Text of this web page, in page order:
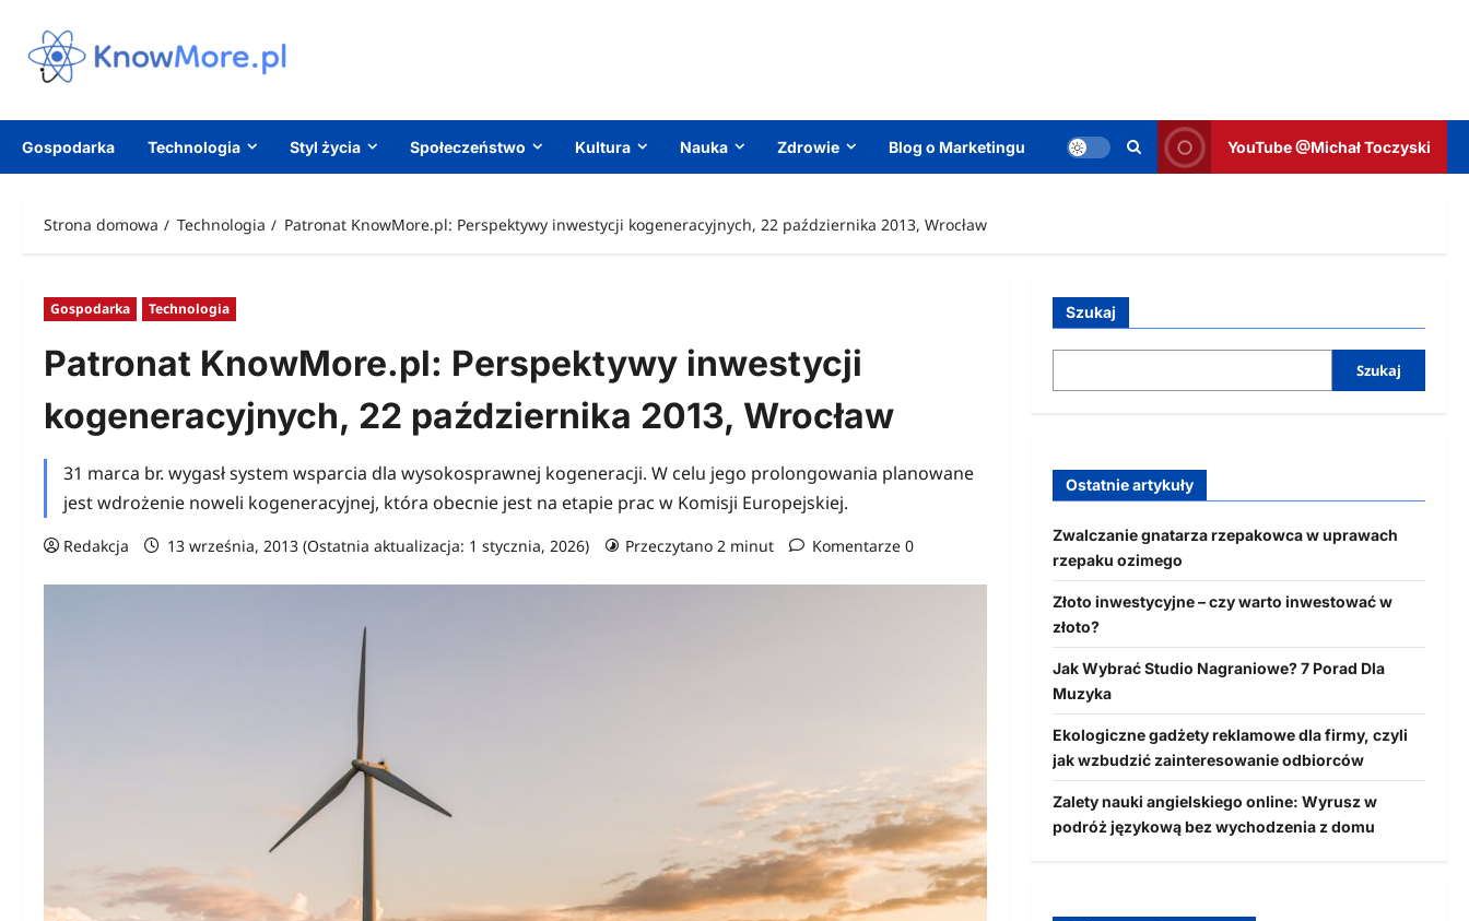
treści
Gospodarka Technologia Styl życia Społeczeństwo Kultura Nauka Zdrowie Blog o Marketingu YouTube @Michał Toczyski
Strona domowa Technologia Patronat KnowMore.pl: Perspektywy inwestycji kogeneracyjnych, 22 października 2013, Wrocław
Gospodarka Technologia
Patronat KnowMore.pl: Perspektywy inwestycji
kogeneracyjnych, 22 października 2013, Wrocław
31 marca br. wygasł system wsparcia dla wysokosprawnej kogeneracji. W celu jego prolongowania planowane
jest wdrożenie noweli kogeneracyjnej, która obecnie jest na etapie prac w Komisji Europejskiej.
Redakcja 13 września, 2013 (Ostatnia aktualizacja: 1 stycznia, 2026) Przeczytano 2 minut Komentarze 0
Szukaj
Szukaj
Ostatnie artykuły
Zwalczanie gnatarza rzepakowca w uprawach
rzepaku ozimego
Złoto inwestycyjne – czy warto inwestować w
złoto?
Jak Wybrać Studio Nagraniowe? 7 Porad Dla
Muzyka
Ekologiczne gadżety reklamowe dla firmy, czyli
jak wzbudzić zainteresowanie odbiorców
Zalety nauki angielskiego online: Wyrusz w
podróż językową bez wychodzenia z domu